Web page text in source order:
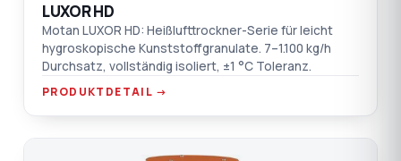
LUXOR HD
Motan LUXOR HD: Heißlufttrockner-Serie für leicht
hygroskopische Kunststoffgranulate. 7–1.100 kg/h
Durchsatz, vollständig isoliert, ±1 °C Toleranz.
PRODUKTDETAIL →